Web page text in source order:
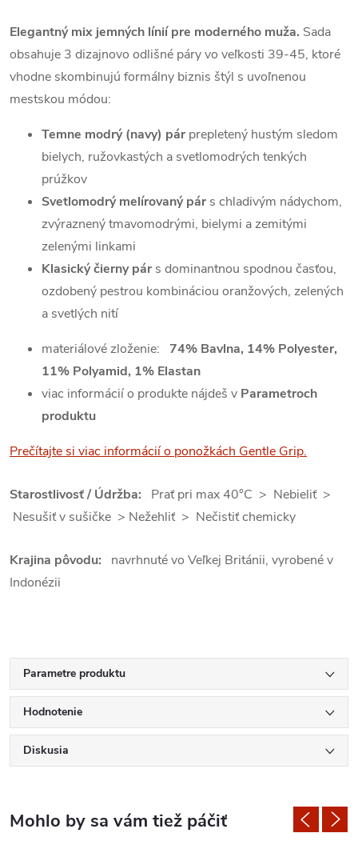
Elegantný mix jemných línií pre moderného muža. Sada
obsahuje 3 dizajnovo odlišné páry vo veľkosti 39-45, ktoré
vhodne skombinujú formálny biznis štýl s uvoľnenou
mestskou módou:
Temne modrý (navy) pár prepletený hustým sledom
bielych, ružovkastých a svetlomodrých tenkých
prúžkov
Svetlomodrý melírovaný pár s chladivým nádychom,
zvýraznený tmavomodrými, bielymi a zemitými
zelenými linkami
Klasický čierny pár s dominantnou spodnou časťou,
ozdobený pestrou kombináciou oranžových, zelených
a svetlých nití
materiálové zloženie: 74% Bavlna, 14% Polyester,
11% Polyamid, 1% Elastan
viac informácií o produkte nájdeš v Parametroch
produktu
Prečítajte si viac informácií o ponožkách Gentle Grip.
Starostlivosť / Údržba: Prať pri max 40°C > Nebieliť >
Nesušiť v sušičke > Nežehliť > Nečistiť chemicky
Krajina pôvodu:
navrhnuté vo Veľkej Británii, vyrobené v
Indonézii
Parametre produktu
Hodnotenie
Diskusia